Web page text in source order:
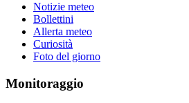
Notizie meteo
Bollettini
Allerta meteo
Curiosità
Foto del giorno
Monitoraggio